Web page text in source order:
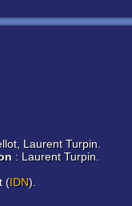
Laurent Turpin.
: Laurent Turpin.
(IDN).